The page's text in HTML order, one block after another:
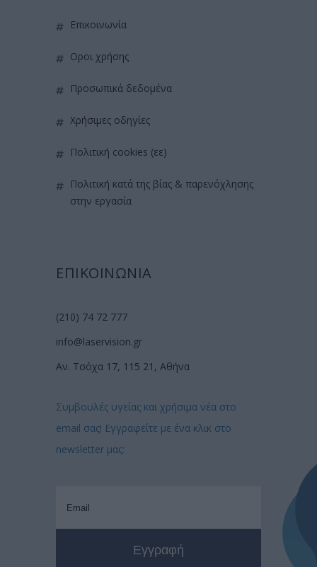
επικοινωνία
όροι χρήσης
προσωπικά δεδομένα
χρήσιμες οδηγίες
πολιτική cookies (εε)
πολιτική κατά της βίας & παρενόχλησης
στην εργασία
ΕΠΙΚΟΙΝΩΝΙΑ
(210) 74 72 777
info@laservision.gr
Αν. Τσόχα 17, 115 21, Αθήνα
Συμβουλές υγείας και χρήσιμα νέα στο
email σας! Εγγραφείτε με ένα κλικ στο
newsletter μας: